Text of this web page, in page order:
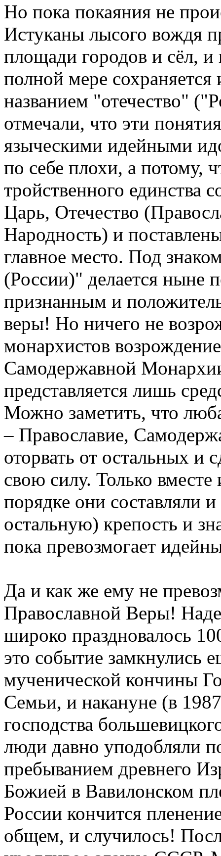
Но пока покаяния не
Истуканы лысого вождя
площади городов и сёл, и
полной мере
названием "отечество"
отмечали, что эти
языческими идейными
по себе плохи, а потому,
тройственного единства
Царь, Отечество
Народность) и
главное место. Под
(России)" делается ныне
признанным и
веры! Но ничего не
монархистов
Самодержавной
представляется лишь
Можно заметить, что
– Православие,
оторвать от остальных и
свою силу. Только
порядке они составляли
остальную) крепость и
пока превозмогает
Да и как же ему не
Православной Веры!
широко праздновалось
это событие замкнулись
мученической кончины
Семьи, и накануне (в
господства
люди давно уподобляли
пребыванием древнего
Божией в Вавилонском
России кончится
общем, и случилось!